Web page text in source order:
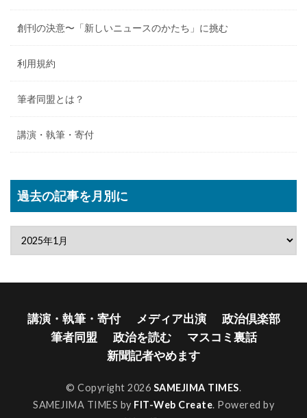
創刊の決意〜「新しいニュースのかたち」に挑む
利用規約
筆者同盟とは？
講演・執筆・寄付
過去の記事を月別に
講演・執筆・寄付 メディア出演
政治倶楽部
筆者同盟
政治を読む
マスコミ裏話
新聞記者やめます
© Copyright 2026 SAMEJIMA TIMES.
SAMEJIMA TIMES by FIT-Web Create. Powered by